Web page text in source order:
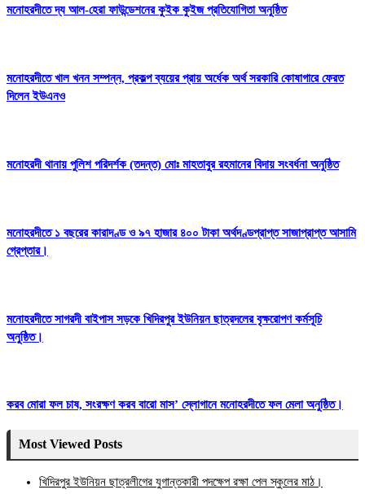
মনোহরদীতে দ্য আল-হেরা ফাউন্ডেশনের কুইক কুইজ প্রতিযোগিতা অনুষ্ঠিত
মনোহরদীতে খাল খনন সম্পন্ন, প্রকল্প ব্যয়ের প্রায় অর্ধেক অর্থ সরকারি কোষাগারে ফেরত
দিলেন ইউএনও
মনোহরদী থানায় পুলিশ পরিদর্শক (তদন্ত) মোঃ মাহতাবুর রহমানের বিদায় সংবর্ধনা অনুষ্ঠিত
মনোহরদীতে ১ বছরের কারাদণ্ড ও ৯৭ হাজার ৪০০ টাকা অর্থদণ্ডপ্রাপ্ত সাজাপ্রাপ্ত আসামি
গ্রেপ্তার।
মনোহরদীতে সাগরদী বাইপাস সড়কে খিদিরপুর ইউনিয়ন ছাত্রদলের বৃক্ষরোপণ কর্মসূচি
অনুষ্ঠিত।
করব মোরা ফল চাষ, সংরক্ষণ করব বারো মাস’ স্লোগানে মনোহরদীতে ফল মেলা অনুষ্ঠিত।
Most Viewed Posts
খিদিরপুর ইউনিয়ন ছাত্রলীগের যুগান্তকারী পদক্ষেপ রক্ষা পেল স্কুলের মাঠ।